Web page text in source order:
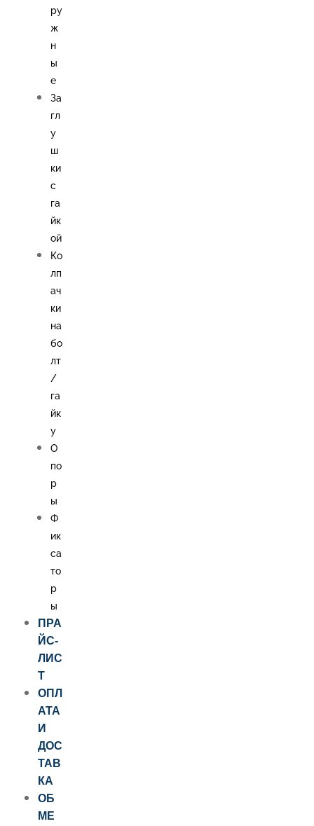
ру
ж
н
ы
е
За
гл
у
ш
ки
с
га
йк
ой
Ко
лп
ач
ки
на
бо
лт
/
га
йк
у
О
по
р
ы
Ф
ик
са
то
р
ы
ПРА
ЙС-
ЛИС
Т
ОПЛ
АТА
И
ДОС
ТАВ
КА
ОБ
МЕ